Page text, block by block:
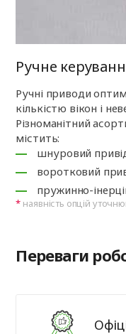
Ручне
Ручні приводи
кількістю вікон і
Різноманітний
містить:
шнуровий
воротковий
пружинно-
наявність опцій
Переваги